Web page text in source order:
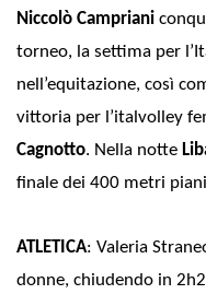
Niccolò Campriani
torneo, la settima per
nell’equitazione, così
vittoria per l’italvolley
Cagnotto. Nella notte
finale dei 400 metri
ATLETICA: Valeria
donne, chiudendo in